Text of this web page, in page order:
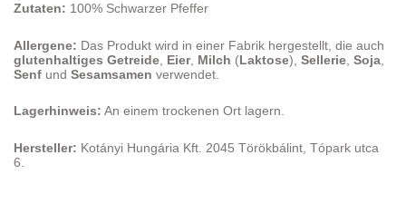
Zutaten: 100% Schwarzer Pfeffer
Allergene: Das Produkt wird in einer Fabrik hergestellt, die auch
glutenhaltiges Getreide Eier, Milch (Laktose), Sellerie Soja
Senf und Sesamsamen verwendet.
Lagerhinweis: An einem trockenen Ort lagern.
Hersteller: Kotányi Hungária Kft. 2045 Törökbálint, Tópark utca
6.